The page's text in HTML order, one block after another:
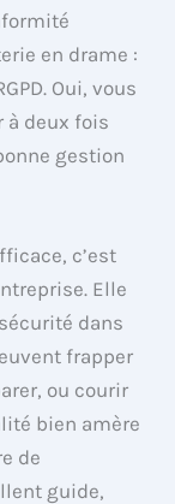
en drame :
Oui, vous
à deux fois
gestion
c’est
Elle
dans
frapper
ou courir
bien amère
de
guide,